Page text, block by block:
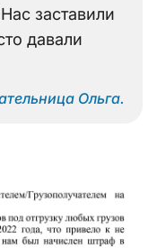
заставили
давали
Ольга.